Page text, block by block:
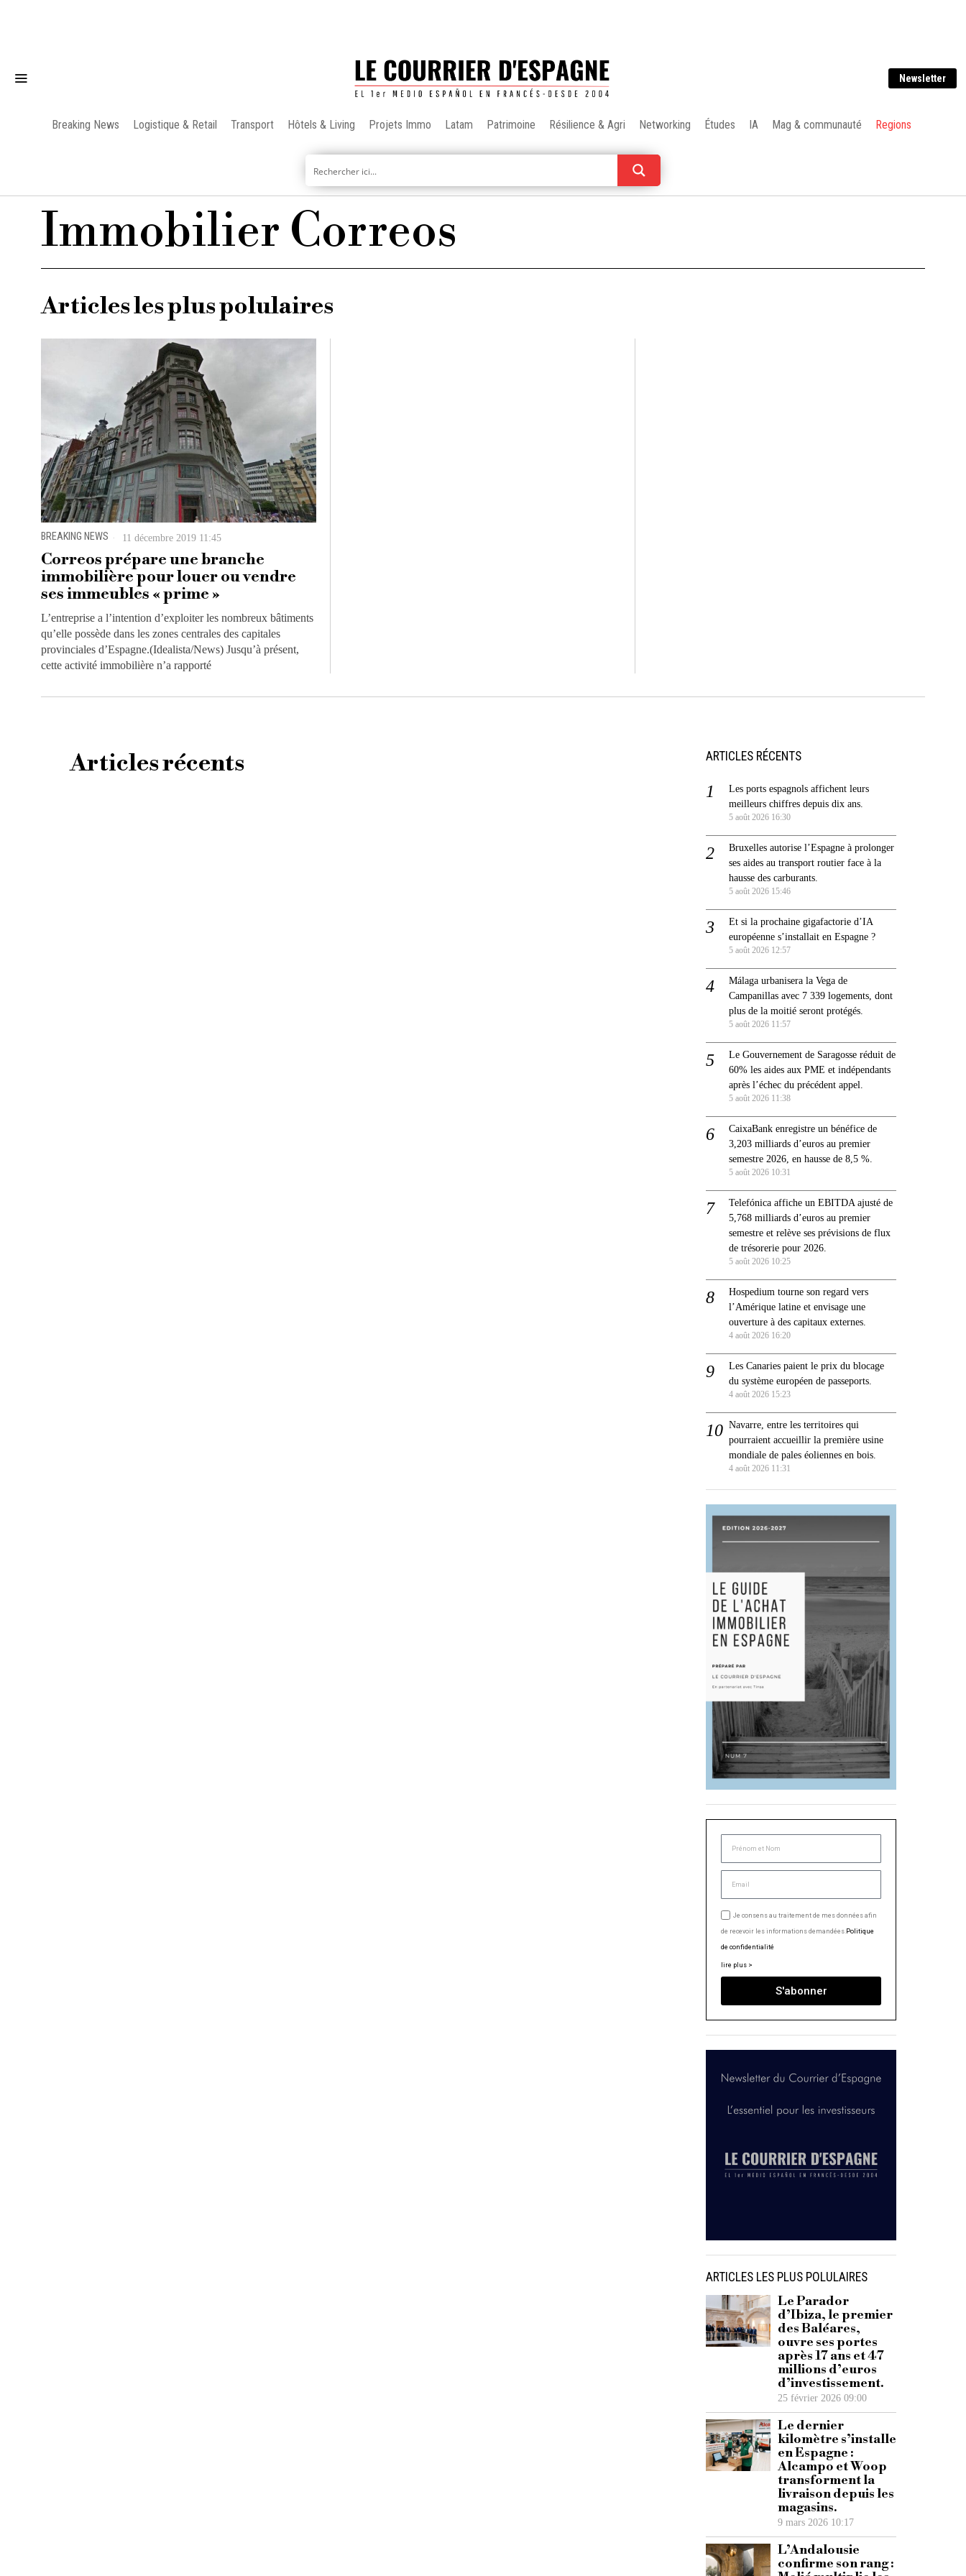
Newsletter
Breaking News Logistique & Retail Transport Hôtels & Living Projets Immo Latam Patrimoine Résilience & Agri Networking Études IA Mag & communauté Regions
Immobilier Correos
Articles les plus polulaires
BREAKING NEWS 11 décembre 2019 11:45
Correos prépare une branche
immobilière pour louer ou vendre
ses immeubles « prime »
L’entreprise a l’intention d’exploiter les nombreux bâtiments
qu’elle possède dans les zones centrales des capitales
provinciales d’Espagne.(Idealista/News) Jusqu’à présent,
cette activité immobilière n’a rapporté
Articles récents ARTICLES RÉCENTS
Les ports espagnols affichent leurs
meilleurs chiffres depuis dix ans.
5 août 2026 16:30
Bruxelles autorise l’Espagne à prolonger
ses aides au transport routier face à la
hausse des carburants.
5 août 2026 15:46
Et si la prochaine gigafactorie d’IA
européenne s’installait en Espagne ?
5 août 2026 12:57
Málaga urbanisera la Vega de
Campanillas avec 7 339 logements, dont
plus de la moitié seront protégés.
5 août 2026 11:57
Le Gouvernement de Saragosse réduit de
60% les aides aux PME et indépendants
après l’échec du précédent appel.
5 août 2026 11:38
CaixaBank enregistre un bénéfice de
3,203 milliards d’euros au premier
semestre 2026, en hausse de 8,5 %.
5 août 2026 10:31
Telefónica affiche un EBITDA ajusté de
5,768 milliards d’euros au premier
semestre et relève ses prévisions de flux
de trésorerie pour 2026.
5 août 2026 10:25
Hospedium tourne son regard vers
l’Amérique latine et envisage une
ouverture à des capitaux externes.
4 août 2026 16:20
Les Canaries paient le prix du blocage
du système européen de passeports.
4 août 2026 15:23
Navarre, entre les territoires qui
pourraient accueillir la première usine
mondiale de pales éoliennes en bois.
4 août 2026 11:31
Je consens au traitement de mes données afin
de recevoir les informations demandées.Politique
de confidentialité
lire plus >
S'abonner
ARTICLES LES PLUS POLULAIRES
Le Parador
d’Ibiza, le premier
des Baléares,
ouvre ses portes
après 17 ans et 47
millions d’euros
d’investissement.
25 février 2026 09:00
Le dernier
kilomètre s’installe
en Espagne :
Alcampo et Woop
transforment la
livraison depuis les
magasins.
9 mars 2026 10:17
L’Andalousie
confirme son rang :